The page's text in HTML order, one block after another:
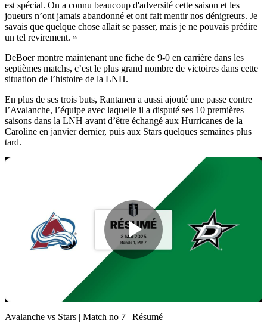
est spécial. On a connu beaucoup d'adversité cette saison et les
joueurs n’ont jamais abandonné et ont fait mentir nos dénigreurs. Je
savais que quelque chose allait se passer, mais je ne pouvais prédire
un tel revirement. »
DeBoer montre maintenant une fiche de 9-0 en carrière dans les
septièmes matchs, c’est le plus grand nombre de victoires dans cette
situation de l’histoire de la LNH.
En plus de ses trois buts, Rantanen a aussi ajouté une passe contre
l’Avalanche, l’équipe avec laquelle il a disputé ses 10 premières
saisons dans la LNH avant d’être échangé aux Hurricanes de la
Caroline en janvier dernier, puis aux Stars quelques semaines plus
tard.
Play
Video
Avalanche vs Stars | Match no 7 | Résumé